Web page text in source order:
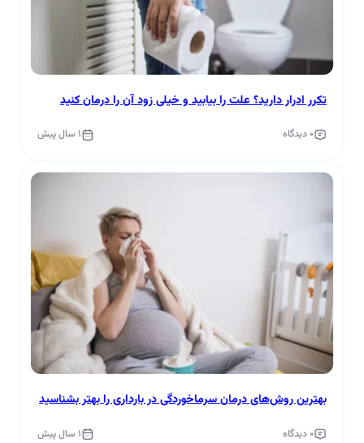
تکرر ادرار دارید؟ علت را بیابید و خیلی زود آن را درمان کنید
0 دیدگاه 1 سال پیش
بهترین روش‌های درمان سرماخوردگی در بارداری را بهتر بشناسید
0 دیدگاه 1 سال پیش